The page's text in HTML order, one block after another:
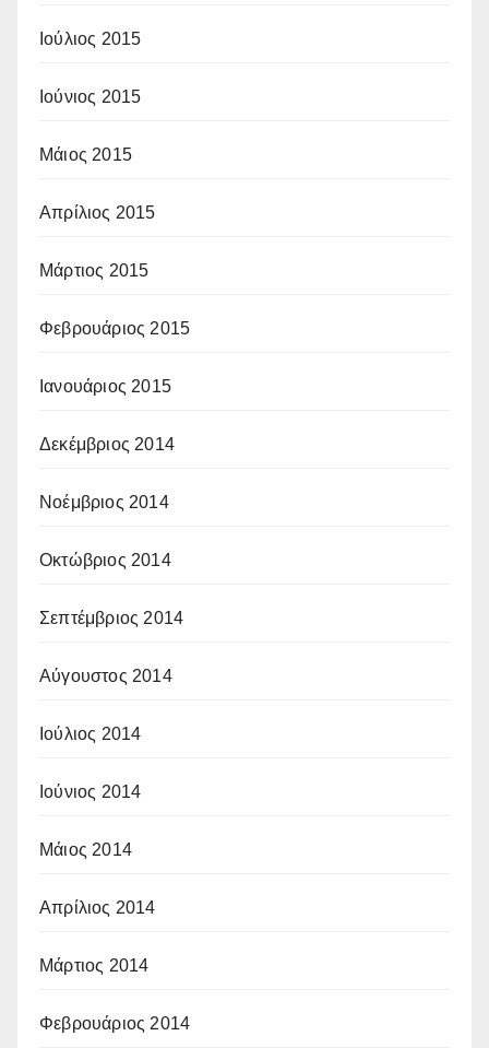
Ιούλιος 2015
Ιούνιος 2015
Μάιος 2015
Απρίλιος 2015
Μάρτιος 2015
Φεβρουάριος 2015
Ιανουάριος 2015
Δεκέμβριος 2014
Νοέμβριος 2014
Οκτώβριος 2014
Σεπτέμβριος 2014
Αύγουστος 2014
Ιούλιος 2014
Ιούνιος 2014
Μάιος 2014
Απρίλιος 2014
Μάρτιος 2014
Φεβρουάριος 2014